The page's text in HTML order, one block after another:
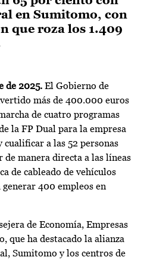
en Sumitomo, con
que roza los 1.409
de 2025. El Gobierno de
más de 400.000 euros
de cuatro programas
la FP Dual para la empresa
a las 52 personas
de manera directa a las líneas
de cableado de vehículos
400 empleos en
de Economía, Empresas
que ha destacado la alianza
Sumitomo y los centros de